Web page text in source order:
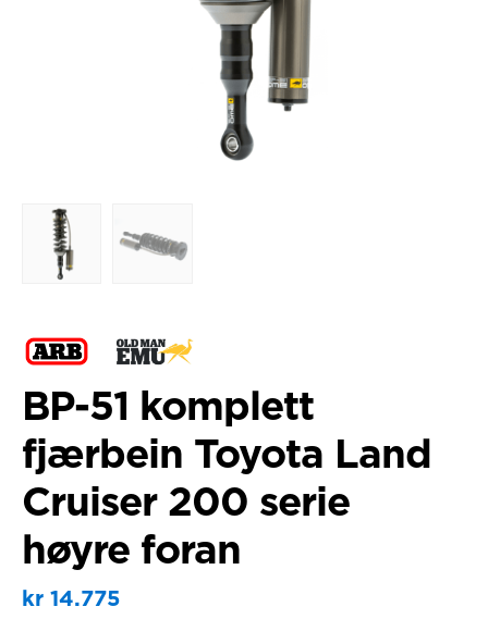
BP-51 komplett
fjærbein Toyota Land
Cruiser 200 serie
høyre foran
kr14.775